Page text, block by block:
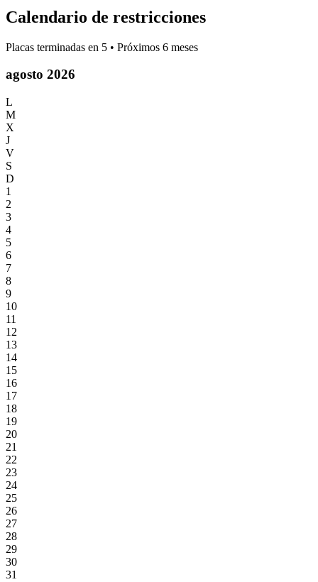
Calendario de restricciones
Placas terminadas en 5 • Próximos 6 meses
agosto 2026
L
M
X
J
V
S
D
1
2
3
4
5
6
7
8
9
10
11
12
13
14
15
16
17
18
19
20
21
22
23
24
25
26
27
28
29
30
31